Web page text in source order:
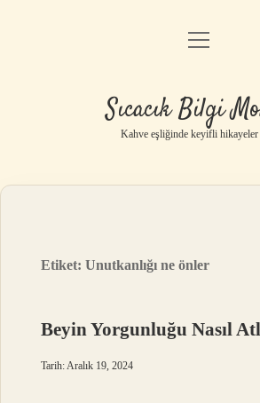
Anasayfa
Yasal Uyarı
menüyü
Sıcacık Bilgi
Kahve eşliğinde keyifli
Etiket:Unutkanlığı ne önler
Beyin Yorgunluğu Nasıl
Tarih: Aralık 19, 2024